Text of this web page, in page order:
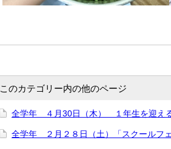
このカテゴリー内の他のページ
全学年 ４月30日（木） １年生を迎え
全学年 ２月２８日（土）「スクールフ